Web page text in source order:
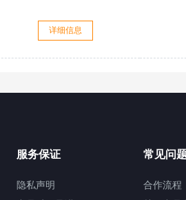
详细信息
服务保证
隐私声明
常见问
合作流程